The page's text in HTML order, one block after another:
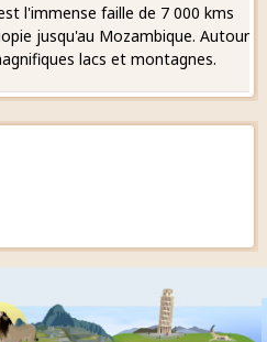
l'immense faille de 7 000 kms
jusqu'au Mozambique. Autour
lacs et montagnes.